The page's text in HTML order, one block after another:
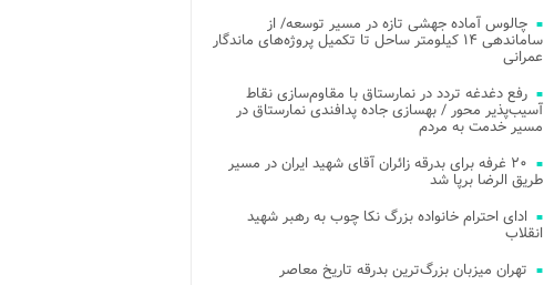
چالوس آماده جهشی تازه در مسیر توسعه/ از
ساماندهی ۱۴ کیلومتر ساحل تا تکمیل پروژه‌های ماندگار
عمرانی
رفع دغدغه تردد در نمارستاق با مقاوم‌سازی نقاط
آسیب‌پذیر محور / بهسازی جاده پدافندی نمارستاق در
مسیر خدمت به مردم
۲۰ غرفه برای بدرقه زائران آقای شهید ایران در مسیر
طریق الرضا برپا شد
ادای احترام خانواده بزرگ نکا چوب به رهبر شهید
انقلاب
تهران میزبان بزرگ‌ترین بدرقه تاریخ معاصر